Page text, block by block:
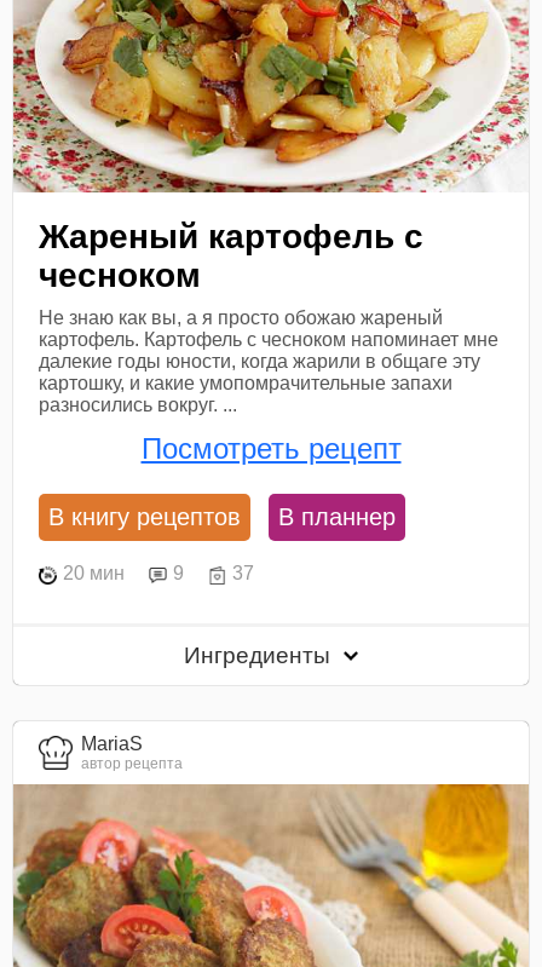
Жареный картофель с
чесноком
Не знаю как вы, а я просто обожаю жареный
картофель. Картофель с чесноком напоминает мне
далекие годы юности, когда жарили в общаге эту
картошку, и какие умопомрачительные запахи
разносились вокруг. ...
Посмотреть рецепт
В книгу рецептов В планнер
20 мин 9 37
Ингредиенты
MariaS
автор рецепта